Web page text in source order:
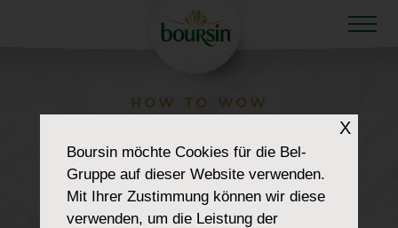
HOW TO WOW
RECIPE-OPEN-FACE-
TOMATO-
SANDWICH2
X
Boursinmöchte Cookies für die Bel-
Gruppe auf dieser Website verwenden.
Mit Ihrer Zustimmung können wir diese
verwenden, um die Leistung der